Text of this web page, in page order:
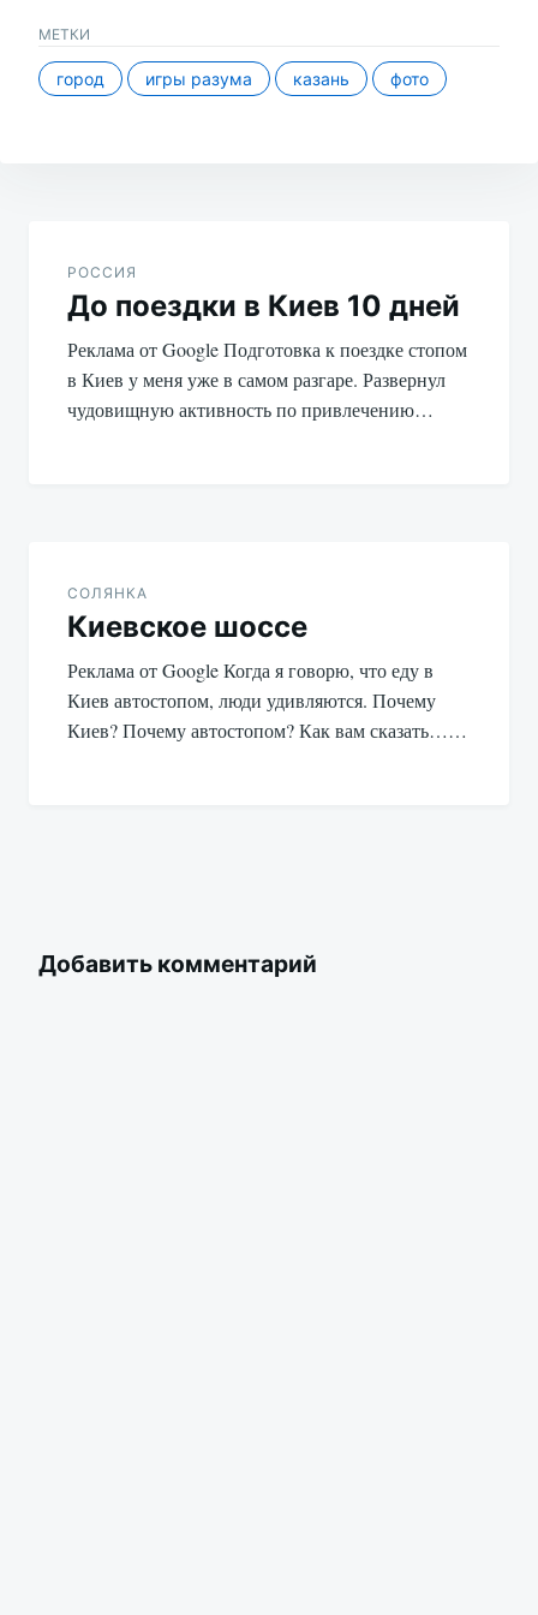
МЕТКИ
город игры разума казань фото
записям
РОССИЯ
До поездки в Киев 10 дней
Реклама от Google Подготовка к поездке стопом
в Киев у меня уже в самом разгаре. Развернул
чудовищную активность по привлечению…
СОЛЯНКА
Киевское шоссе
Реклама от Google Когда я говорю, что еду в
Киев автостопом, люди удивляются. Почему
Киев? Почему автостопом? Как вам сказать……
Добавить комментарий